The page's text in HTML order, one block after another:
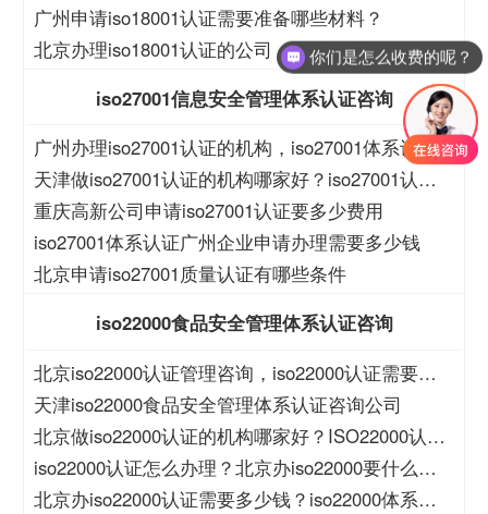
构？
广州申请iso18001认证需要准备哪些材料？
北京办理iso18001认证的公司，怎么做iso18001资
iso27001信息安全管理体系认证咨询
广州办理iso27001认证的机构，iso27001体系认证
在哪里申请
天津做iso27001认证的机构哪家好？iso27001认证
的过程
重庆高新公司申请iso27001认证要多少费用
iso27001体系认证广州企业申请办理需要多少钱
北京申请iso27001质量认证有哪些条件
iso22000食品安全管理体系认证咨询
北京iso22000认证管理咨询，iso22000认证需要的
材料？
天津iso22000食品安全管理体系认证咨询公司
北京做iso22000认证的机构哪家好？ISO22000认证
的作用？
iso22000认证怎么办理？北京办iso22000要什么资
料？
北京办iso22000认证需要多少钱？iso22000体系如
你们是怎么收费的呢？